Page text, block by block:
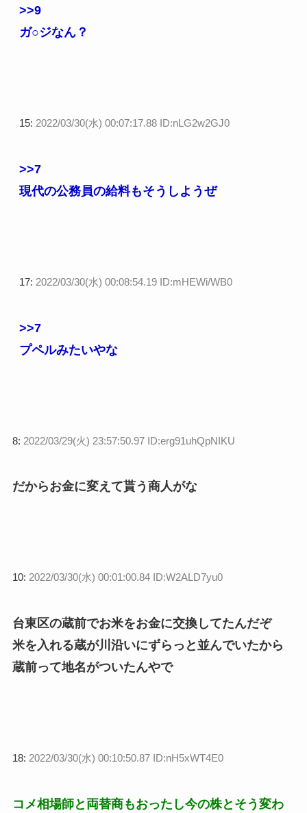
>>9
ガ○ジなん？
15: 2022/03/30(水) 00:07:17.88 ID:nLG2w2GJ0
>>7
現代の公務員の給料もそうしようぜ
17: 2022/03/30(水) 00:08:54.19 ID:mHEWi/WB0
>>7
プペルみたいやな
8: 2022/03/29(火) 23:57:50.97 ID:erg91uhQpNIKU
だからお金に変えて貰う商人がな
10: 2022/03/30(水) 00:01:00.84 ID:W2ALD7yu0
台東区の蔵前でお米をお金に交換してたんだぞ
米を入れる蔵が川沿いにずらっと並んでいたから
蔵前って地名がついたんやで
18: 2022/03/30(水) 00:10:50.87 ID:nH5xWT4E0
コメ相場師と両替商もおったし今の株とそう変わ